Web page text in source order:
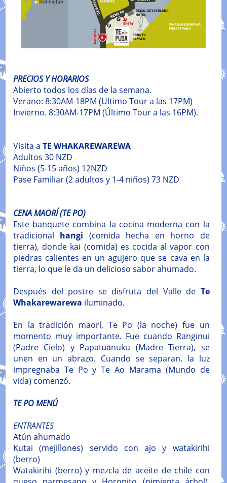
PRECIOS Y HORARIOS
Abierto todos los días de la semana.
Verano: 8:30AM-18PM (Ultimo Tour a las 17PM)
Invierno. 8:30AM-17PM (Último Tour a las 16PM).
Visita a TE WHAKAREWAREWA
Adultos 30 NZD
Niños (5-15 años) 12NZD
Pase Familiar (2 adultos y 1-4 niños) 73 NZD
CENA MAORÍ (TE PO)
Este banquete combina la cocina moderna con la
tradicional hangi (comida hecha en horno de
tierra), donde kai (comida) es cocida al vapor con
piedras calientes en un agujero que se cava en la
tierra, lo que le da un delicioso sabor ahumado.
Después del postre se disfruta del Valle de Te
Whakarewarewa iluminado.
En la tradición maorí, Te Po (la noche) fue un
momento muy importante. Fue cuando Ranginui
(Padre Cielo) y Papatūānuku (Madre Tierra), se
unen en un abrazo. Cuando se separan, la luz
impregnaba Te Po y Te Ao Marama (Mundo de
vida) comenzó.
TE PO MENÚ
ENTRANTES
Atún ahumado
Kutai (mejillones) servido con ajo y watakirihi
(berro)
Watakirihi (berro) y mezcla de aceite de chile con